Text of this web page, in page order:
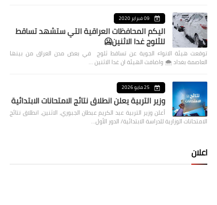
09 فبراير 2020
اليكم المحافظات العراقية التي ستشهد تساقط
للثلوج غدا الاثنين🥶
توقعت هيئة الانواء الجوية عن تساقط ثلوج في بعض مدن العراق من بينها
العاصمة بغداد ⁦🌨️⁩ واضافت الهيئة ان غدا الاثنين …
25 مايو 2026
وزير التربية يعلن انطلاق نتائج الامتحانات الابتدائية
أعلن وزير التربية عبد الكريم عبطان الجبوري، الاثنين، انطلاق نتائج
الامتحانات الوزارية للدراسة الابتدائية/ الدور الأول…
اعلان